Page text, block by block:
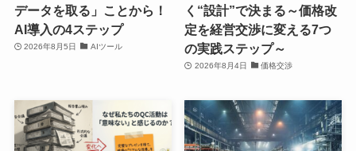
データを取る」ことから！
AI導入の4ステップ
2026年8月5日 AIツール
く“設計”で決まる～価格改
定を経営交渉に変える7つ
の実践ステップ～
2026年8月4日 価格交渉